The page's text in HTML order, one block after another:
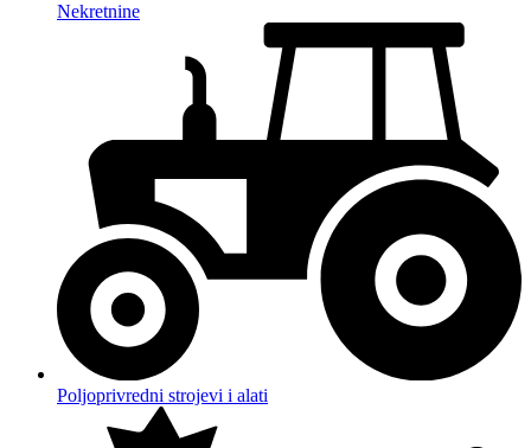
Nekretnine
Poljoprivredni strojevi i alati